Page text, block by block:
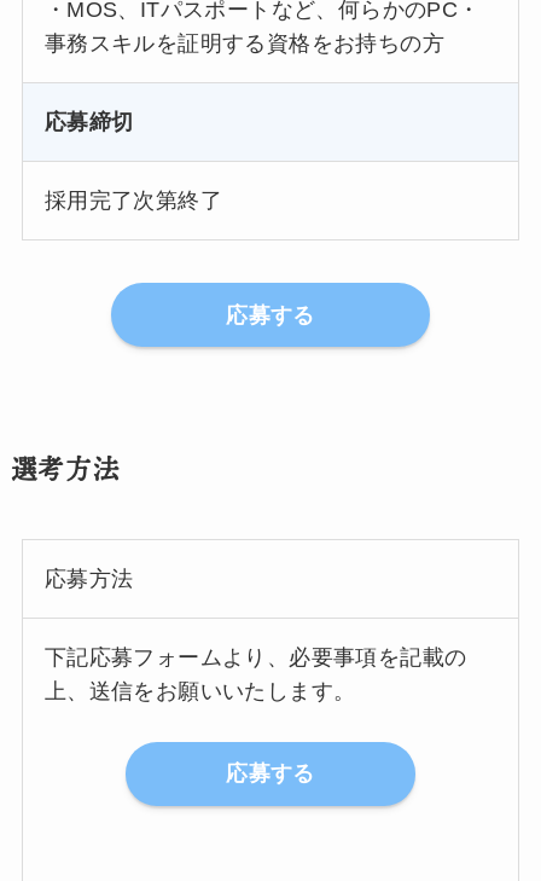
・MOS、ITパスポートなど、何らかのPC・
事務スキルを証明する資格をお持ちの方
応募締切
採用完了次第終了
応募する
選考方法
応募方法
下記応募フォームより、必要事項を記載の
上、送信をお願いいたします。
応募する